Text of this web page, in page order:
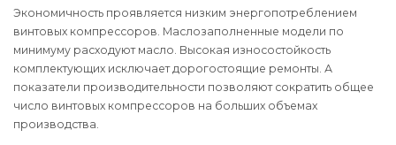
Экономичность проявляется низким энергопотреблением
винтовых компрессоров. Маслозаполненные модели по
минимуму расходуют масло. Высокая износостойкость
комплектующих исключает дорогостоящие ремонты. А
показатели производительности позволяют сократить общее
число винтовых компрессоров на больших объемах
производства.